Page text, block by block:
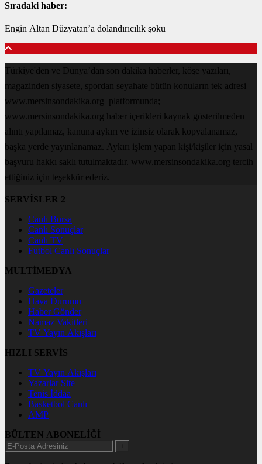
Sıradaki haber:
Engin Altan Düzyatan’a dolandırıcılık şoku
Türkiye'den ve Dünya’dan son dakika haberler, köşe yazıları,
magazinden siyasete, spordan seyahate bütün konuların tek adresi
www.mersinsondakika.org platformunda;
www.mersinsondakika.org haber içerikleri kaynak gösterilmeden
alıntı yapılamaz, kanuna aykırı ve izinsiz olarak kopyalanamaz,
başka yerde yayınlanamaz. Aykırı işlem yapan kişi/kişiler için yasal
başvuru hakkı saklı tutulmaktadır. www.mersinsondakika.org tercih
ettiğiniz için teşekkür ederiz.
SERVİSLER 2
Canlı Borsa
Canlı Sonuçlar
Canlı TV
Futbol Canlı Sonuçlar
MULTİMEDYA
Gazeteler
Hava Durumu
Haber Gönder
Namaz Vakitleri
TV Yayın Akışları
HIZLI SERVİS
TV Yayın Akışları
Yazarlar Site
Tenis İddaa
Basketbol Canlı
AMP
BÜLTEN ABONELİĞİ
+